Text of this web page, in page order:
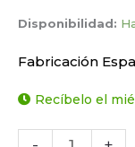
Disponibilidad:
Fabricación
Recíbelo el